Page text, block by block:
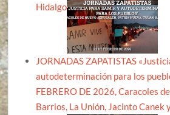
Hidalgo
JORNADAS ZAPATISTAS
autodeterminación para los
FEBRERO DE 2026, Caracoles
Barrios, La Unión, Jacinto Canek